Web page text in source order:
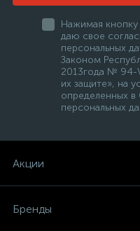
Нажимая
даю свое
персональных
Законом
2013года № 94-
их защите», на
определенных в
персональных
Акции
Бренды